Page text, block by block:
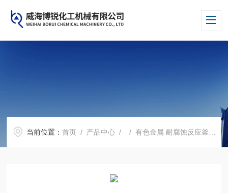
当前位置：首页 / 产品中心 / /有色金属 耐腐蚀反应釜 / 锆